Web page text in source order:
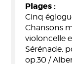
Plages :
Cinq
Chansons
violoncelle
Sérénade,
op.30 /